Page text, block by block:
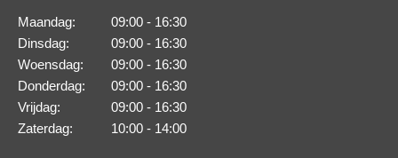
Maandag:
09:00 - 16:30
Dinsdag:
09:00 - 16:30
Woensdag:
09:00 - 16:30
Donderdag:
09:00 - 16:30
Vrijdag:
09:00 - 16:30
Zaterdag:
10:00 - 14:00